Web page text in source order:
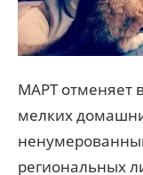
МАРТ отменяет
мелких
региональных